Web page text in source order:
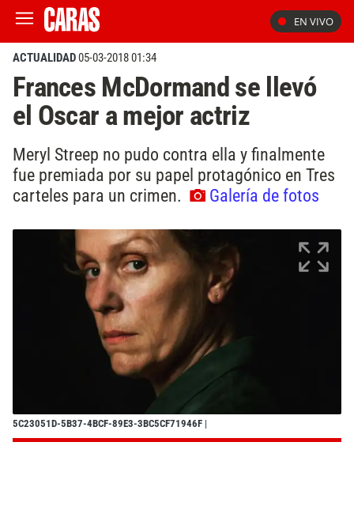
EN VIVO
ACTUALIDAD05-03-2018 01:34
Frances McDormand se llevó
el Oscar a mejor actriz
Meryl Streep no pudo contra ella y finalmente
fue premiada por su papel protagónico en Tres
carteles para un crimen.
Galería de fotos
5C23051D-5B37-4BCF-89E3-3BC5CF71946F |